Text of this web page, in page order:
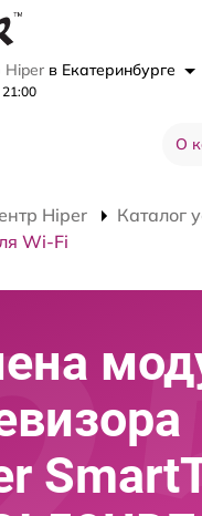
Hiper в Екатеринбурге
О
Hiper Каталог
Wi-Fi